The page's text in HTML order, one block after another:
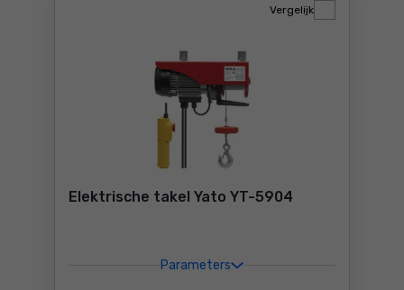
Elektrische takel Yato YT-5904
Parameters
Vergelijk